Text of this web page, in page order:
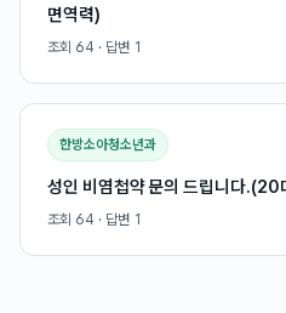
면역력)
조회 64 · 답변 1
한방소아청소년과
성인 비염첩약 문의 드립니다
조회 64 · 답변 1